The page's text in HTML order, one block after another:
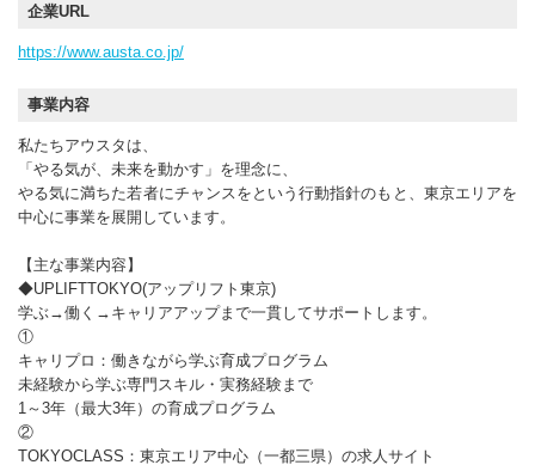
企業URL
https://www.austa.co.jp/
事業内容
私たちアウスタは、
「やる気が、未来を動かす」を理念に、
やる気に満ちた若者にチャンスをという行動指針のもと、東京エリアを
中心に事業を展開しています。
【主な事業内容】
◆UPLIFTTOKYO(アップリフト東京)
学ぶ→働く→キャリアアップまで一貫してサポートします。
①
キャリプロ：働きながら学ぶ育成プログラム
未経験から学ぶ専門スキル・実務経験まで
1～3年（最大3年）の育成プログラム
②
TOKYOCLASS：東京エリア中心（一都三県）の求人サイト